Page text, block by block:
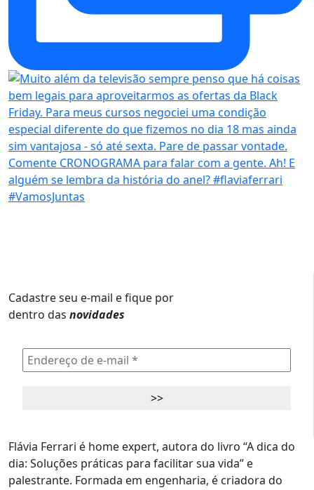
Cadastre seu e-mail e fique por
dentro das novidades
Flávia Ferrari é home expert, autora do livro “A dica do
dia: Soluções práticas para facilitar sua vida” e
palestrante. Formada em engenharia, é criadora do